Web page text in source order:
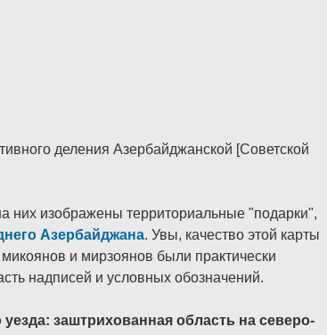
деления Азербайджанской [Советской
них изображены территориальные "подарки",
Азербайджана. Увы, качество этой карты
и мирзоянов были практически
надписей и условных обозначений.
заштрихованная область на северо-